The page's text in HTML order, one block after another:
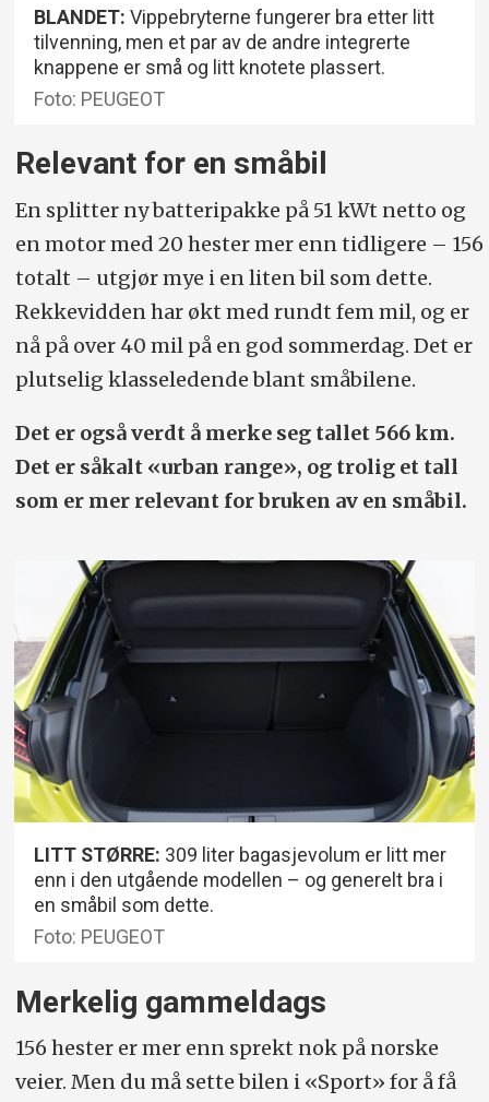
BLANDET:Vippebryterne fungerer bra etter litt
tilvenning, men et par av de andre integrerte
knappene er små og litt knotete plassert.
Foto: PEUGEOT
Relevant for en småbil
En splitter ny batteripakke på 51 kWt netto og
en motor med 20 hester mer enn tidligere – 156
totalt – utgjør mye i en liten bil som dette.
Rekkevidden har økt med rundt fem mil, og er
nå på over 40 mil på en god sommerdag. Det er
plutselig klasseledende blant småbilene.
Det er også verdt å merke seg tallet 566 km.
Det er såkalt «urban range», og trolig et tall
som er mer relevant for bruken av en småbil.
LITT STØRRE: 309 liter bagasjevolum er litt mer
enn i den utgående modellen – og generelt bra i
en småbil som dette.
Foto: PEUGEOT
Merkelig gammeldags
156 hester er mer enn sprekt nok på norske
veier. Men du må sette bilen i «Sport» for å få